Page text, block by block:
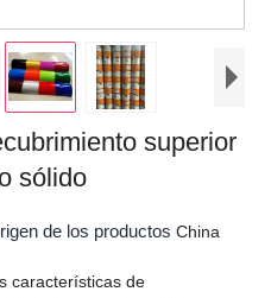
superior
sólido
de los productos China
características de